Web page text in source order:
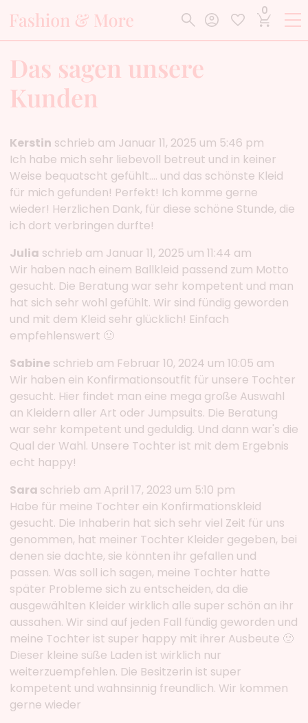
0
Das sagen unsere
Kunden
Kerstin schrieb am Januar 11, 2025 um 5:46 pm
Ich habe mich sehr liebevoll betreut und in keiner
Weise bequatscht gefühlt.... und das schönste Kleid
für mich gefunden! Perfekt! Ich komme gerne
wieder! Herzlichen Dank, für diese schöne Stunde, die
ich dort verbringen durfte!
Julia schrieb am Januar 11, 2025 um 11:44 am
Wir haben nach einem Ballkleid passend zum Motto
gesucht. Die Beratung war sehr kompetent und man
hat sich sehr wohl gefühlt. Wir sind fündig geworden
und mit dem Kleid sehr glücklich! Einfach
empfehlenswert 🙂
Sabine schrieb am Februar 10, 2024 um 10:05 am
Wir haben ein Konfirmationsoutfit für unsere Tochter
gesucht. Hier findet man eine mega große Auswahl
an Kleidern aller Art oder Jumpsuits. Die Beratung
war sehr kompetent und geduldig. Und dann war's die
Qual der Wahl. Unsere Tochter ist mit dem Ergebnis
echt happy!
Sara schrieb am April 17, 2023 um 5:10 pm
Habe für meine Tochter ein Konfirmationskleid
gesucht. Die Inhaberin hat sich sehr viel Zeit für uns
genommen, hat meiner Tochter Kleider gegeben, bei
denen sie dachte, sie könnten ihr gefallen und
passen. Was soll ich sagen, meine Tochter hatte
später Probleme sich zu entscheiden, da die
ausgewählten Kleider wirklich alle super schön an ihr
aussahen. Wir sind auf jeden Fall fündig geworden und
meine Tochter ist super happy mit ihrer Ausbeute 🙂
Dieser kleine süße Laden ist wirklich nur
weiterzuempfehlen. Die Besitzerin ist super
kompetent und wahnsinnig freundlich. Wir kommen
gerne wieder